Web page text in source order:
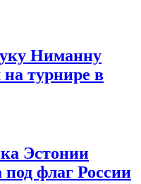
Ниманну
турнире в
Эстонии
флаг России